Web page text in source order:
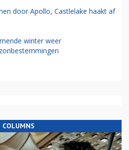
door Apollo, Castlelake haakt af
winter weer
COLUMNS